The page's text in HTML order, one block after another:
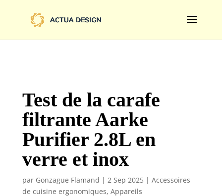
family=Limelight&display=swap');
Test de la carafe
filtrante Aarke
Purifier 2.8L en
verre et inox
par Gonzague Flamand | 2 Sep 2025| Accessoires
de cuisine ergonomiques, Appareils